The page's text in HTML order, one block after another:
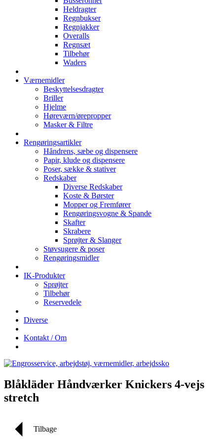
Heldragter
Regnbukser
Regnjakker
Overalls
Regnsæt
Tilbehør
Waders
Værnemidler
Beskyttelsesdragter
Briller
Hjelme
Høreværn/ørepropper
Masker & Filtre
Rengøringsartikler
Håndrens, sæbe og dispensere
Papir, klude og dispensere
Poser, sække & stativer
Redskaber
Diverse Redskaber
Koste & Børster
Mopper og Fremfører
Rengøringsvogne & Spande
Skafter
Skrabere
Sprøjter & Slanger
Støvsugere & poser
Rengøringsmidler
IK-Produkter
Sprøjter
Tilbehør
Reservedele
Diverse
Kontakt / Om
Blåkläder Håndværker Knickers 4-vejs
stretch
Tilbage